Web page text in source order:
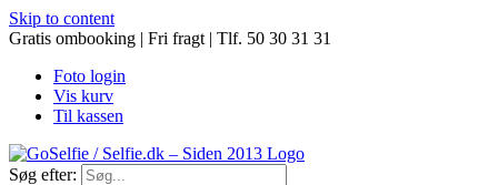
Skip to content
Gratis ombooking | Fri fragt | Tlf. 50 30 31 31
Foto login
Vis kurv
Til kassen
Søg efter: